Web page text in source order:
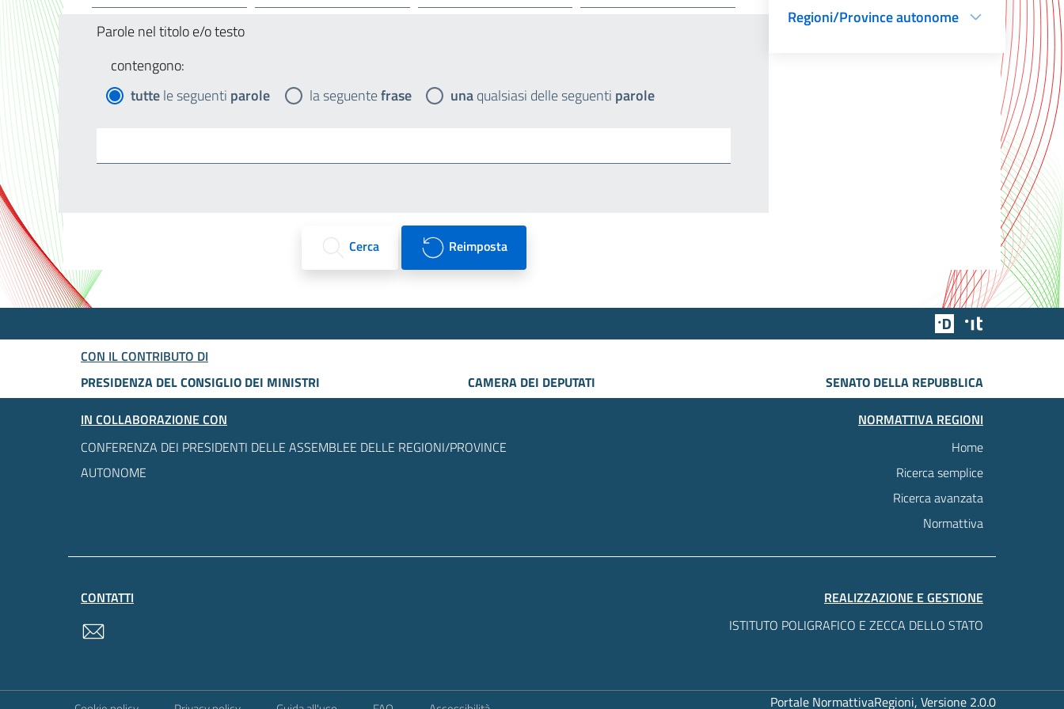
Parole nel titolo e/o testo
contengono:
tuttele seguenti parole la seguentefrase unaqualsiasi delle seguenti parole
Cerca Reimposta
Regioni/Province autonome
Team Digitale
CON IL CONTRIBUTO DI
PRESIDENZA DEL CONSIGLIO DEI MINISTRI
CAMERA DEI DEPUTATI
SENATO DELLA REPUBBLICA
IN COLLABORAZIONE CON
CONFERENZA DEI PRESIDENTI DELLE ASSEMBLEE DELLE REGIONI/PROVINCE
AUTONOME
NORMATTIVA REGIONI
Home
Ricerca semplice
Ricerca avanzata
Normattiva
CONTATTI
REALIZZAZIONE E GESTIONE
ISTITUTO POLIGRAFICO E ZECCA DELLO STATO
Portale NormattivaRegioni, Versione 2.0.0